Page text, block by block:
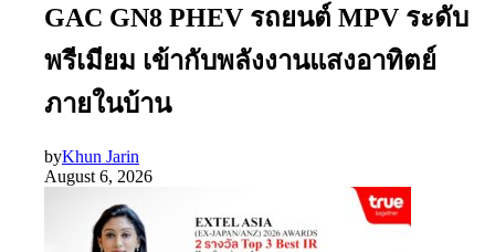
GAC GN8 PHEV รถยนต์ MPV ระดับ
พรีเมียม เข้ากับพลังงานแสงอาทิตย์
ภายในบ้าน
byKhun Jarin
August 6, 2026